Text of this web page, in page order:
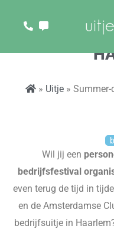
SUMMER
» Uitje» Summer-
Wil jij een
bedrijfsfestival
even terug de tijd in
en de Amsterdamse
bedrijfsuitje in